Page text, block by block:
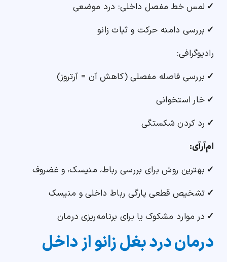
✓ لمس خط مفصل داخلی: درد موضعی
✓ بررسی دامنه حرکت و ثبات زانو
رادیوگرافی:
✓ بررسی فاصله مفصلی (کاهش آن = آرتروز)
✓ خار استخوانی
✓ رد کردن شکستگی
ام‌آرآی:
✓ بهترین روش برای بررسی رباط، منیسک، و غضروف
✓ تشخیص قطعی پارگی رباط داخلی و منیسک
✓ در موارد مشکوک یا برای برنامه‌ریزی درمان
درمان درد بغل زانو از داخل